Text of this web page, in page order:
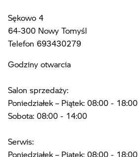
Sękowo 4
64-300 Nowy Tomyśl
Telefon 693430279
Godziny otwarcia
Salon sprzedaży:
Poniedziałek – Piątek: 08:00 - 18:00
Sobota: 08:00 - 14:00
Serwis:
Poniedziałek – Piątek: 08:00 - 18:00